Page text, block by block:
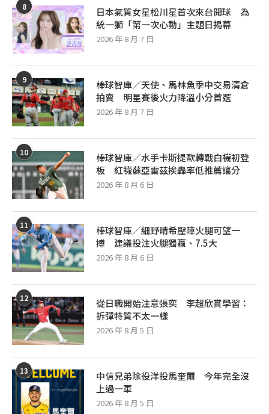
8
日本氣質女星松川星首次來台開球 為
統一獅「第一次心動」主題日揭幕
2026 年 8 月 7 日
9
棒球智庫／天使、馬林魚季中交易清倉
拍賣 明星賽後火力降溫小分首選
2026 年 8 月 7 日
10
棒球智庫／水手卡斯提歐轉戰白襪初登
板 紅襪蘇亞雷茲挨轟率低推薦讓分
2026 年 8 月 6 日
11
棒球智庫／細野晴希壓陣火腿可望一
搏 建議投注火腿獨贏、7.5大
2026 年 8 月 6 日
12
從日職開始注意張奕 李超欣賞學習：
拆彈特質不太一樣
2026 年 8 月 5 日
13
中信兄弟除役洋投馬奎爾 今年完全沒
上過一軍
2026 年 8 月 5 日